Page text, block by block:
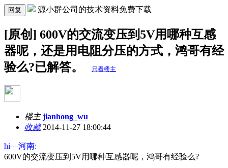
回复 源小群公司的技术资料免费下载
[原创] 600V的交流变压到5V用哪种互感
器呢，还是用电阻分压的方式，鸿哥有经
验么?已解答。
只看楼主
楼主 jianhong_wu
收藏2014-11-27 18:00:44
hi—河南:
600V的交流变压到5V用哪种互感器呢，鸿哥有经验么?